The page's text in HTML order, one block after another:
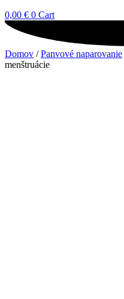
0,00 € 0 Cart
Domov /Panvové naparovanie
menštruácie